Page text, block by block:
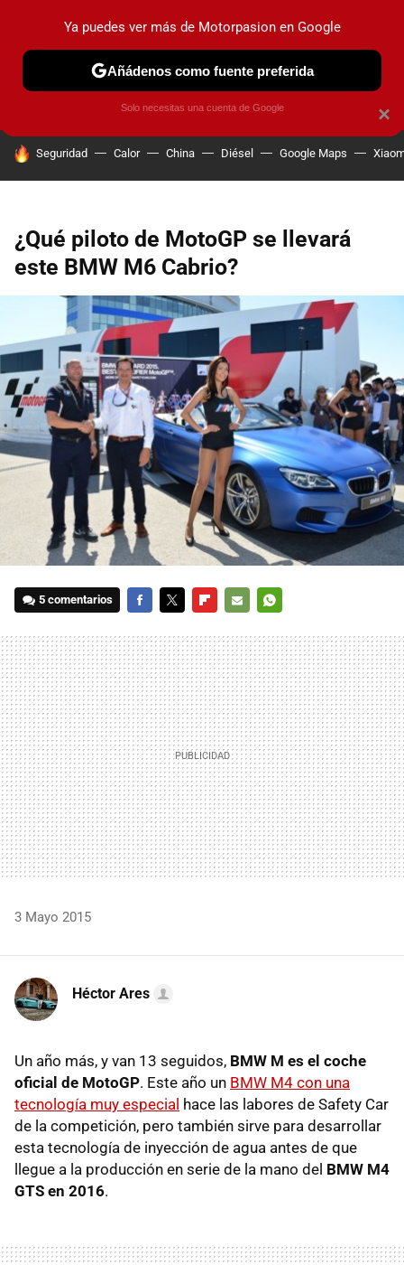
PRUEBAS COCHES ELÉCTRICOS OBSERVATORIO
HOY SE HABLA DE
Seguridad Calor China Diésel Google Maps
¿Qué piloto de MotoGP se llevará
este BMW M6 Cabrio?
5 comentarios
MAIL
3 Mayo 2015
Héctor Ares
Un año más, y van 13 seguidos, BMW M es el coche
oficial de MotoGP. Este año un BMW M4 con una
tecnología muy especial hace las labores de Safety Car
de la competición, pero también sirve para desarrollar
esta tecnología de inyección de agua antes de que
llegue a la producción en serie de la mano del BMW M4
GTS en 2016.
×
Ya puedes ver más de Motorpasion en Google
Añádenos como fuente preferida
Solo necesitas una cuenta de Google